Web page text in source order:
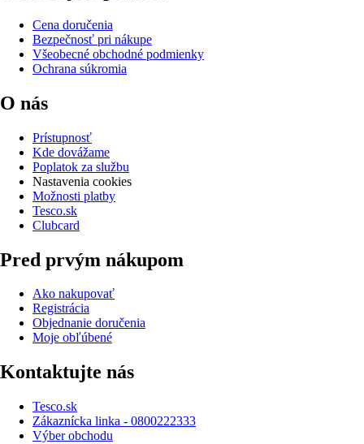
Cena doručenia
Bezpečnosť pri nákupe
Všeobecné obchodné podmienky
Ochrana súkromia
O nás
Prístupnosť
Kde dovážame
Poplatok za službu
Nastavenia cookies
Možnosti platby
Tesco.sk
Clubcard
Pred prvým nákupom
Ako nakupovať
Registrácia
Objednanie doručenia
Moje obľúbené
Kontaktujte nás
Tesco.sk
Zákaznícka linka - 0800222333
Výber obchodu